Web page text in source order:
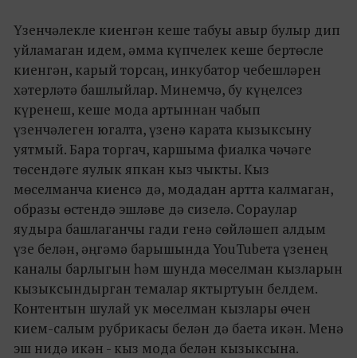
Үзенчәлекле киенгән кеше табуы авыр булыр дип
уйламаган идем, әмма күпчелек кеше бертөсле
киенгән, карый торсаң, инкубатор чебешләрен
хәтерләтә башлыйлар. Минемчә, бу күңелсез
күренеш, кеше мода артыннан чабып
үзенчәлеген югалта, үзенә карата кызыксыну
уятмый. Бара торгач, каршыма фиалка чәчәге
төсендәге яулык япкан кыз чыкты. Кыз
мөселманча киенсә дә, модадан артта калмаган,
образы өстендә эшләве дә сизелә. Сораулар
яудыра башлаганчы гади генә сөйләшеп алдым
үзе белән, әңгәмә барышында YouTubeта үзенең
каналы барлыгын һәм шунда мөселман кызларын
кызыксындырган темалар яктыртуын белдем.
Контентын шулай ук мөселман кызлары өчен
кием-салым рубрикасы белән дә баета икән. Менә
эш нидә икән - кыз мода белән кызыксына.